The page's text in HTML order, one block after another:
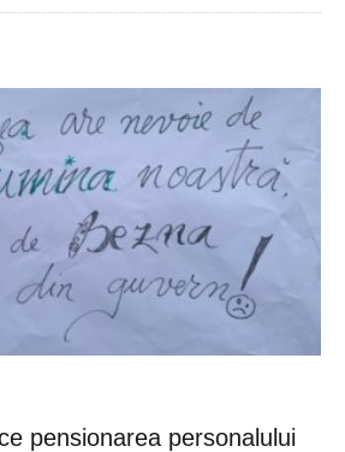
pensionarea personalului